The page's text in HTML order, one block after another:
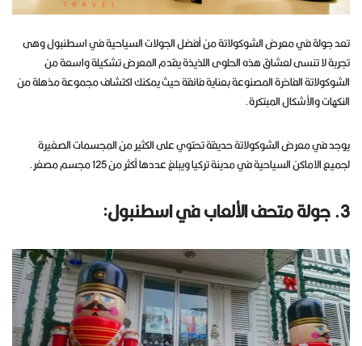
تعد جولة في معرض الشوكولاتة من أفضل الجولات السياحية في اسطنبول وهى
تجربة لا تنسى لعشاق هذه الحلوى اللذيذة يقدم المعرض تشكيلة واسعة من
الشوكولاتة الفاخرة المصنوعة بعناية فائقة حيث يمكنك اكتشاف مجموعة مذهلة من
النكهات والأشكال المبتكرة.
يوجد في معرض الشوكولاتة حديقة تحتوي على الكثير من المجسمات الصغيرة
لجميع الاماكن السياحية في مدينة تركيا ويبلغ عددها أكثر من 125 مجسم مصغر.
3. جولة متحف الألعاب في اسطنبول: